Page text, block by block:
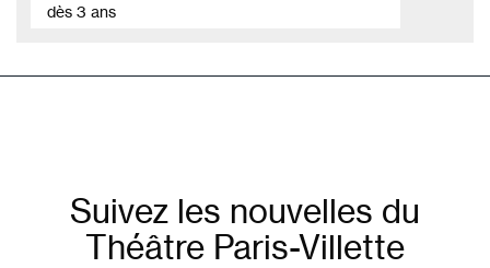
dès 3 ans
Suivez les nouvelles du
Théâtre Paris-Villette